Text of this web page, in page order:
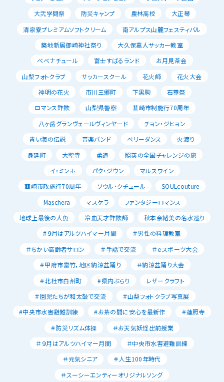
大弐学問祭
防災キャンプ 農林高校
大正琴
清泉寮プレミアムソフトクリーム
南アルプス山麓フェスティバル
築地新居御崎神社祭り
大久保嘉人サッカー教室
べべナチュール
富士すばるランド
お月見茶会
山梨フォトクラブ
サッカースクール 花火師
花火大会
神明の花火
市川三郷町 下黒駒
石尊祭
ロマンス詐欺
山梨県警察
韮崎市制施行70周年
八ヶ岳グランヴェールヴィンヤード
チョン・ジヒョン
青い海の伝説
音楽バンド ベリーダンス
火渡り
身延町
大聖寺 柔道
照英の全国チャレンジの旅
イ・ミンホ
パク・ジウン
マルスワイン
韮崎市政施行70周年
ソウル･クチュール
SOULcouture
Maschera
マスケラ
ファンタジーロマンス
地球上最後の人魚
冷血天才詐欺師
秋本奈緒美の名水巡り
#９月はアルツハイマー月間
＃男性の料理教室
＃ちかい高齢者サロン
＃手話で交流
＃ｅスポーツ大会
＃甲府市富竹，地区納涼盆踊り
＃納涼盆踊り大会
＃北杜市白州町
#県内ぶらり
レザークラフト
＃園児たちが和太鼓で交流
＃山梨フォトクラブ写真展
#中央市水害避難訓練
#お茶の間に安心を最新作
＃蓮照寺
＃防災リズム体操
＃お天気妖怪出前授業
＃９月はアルツハイマー月間
＃中央市水害避難訓練
＃元気シニア
＃人生100年時代
＃スーシーエンティーオリジナルソング